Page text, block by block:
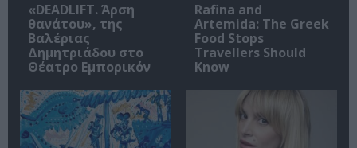
«DEADLIFT. Άρση
θανάτου», της
Βαλέριας
Δημητριάδου στο
Θέατρο Εμπορικόν
Rafina and
Artemida: The Greek
Food Stops
Travellers Should
Know